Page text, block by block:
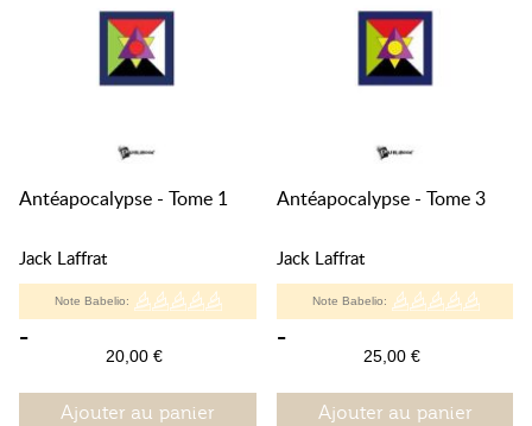
Antéapocalypse - Tome 1
Jack Laffrat
Note Babelio:
-
20,00 €
Ajouter au panier
Antéapocalypse - Tome 3
Jack Laffrat
Note Babelio:
-
25,00 €
Ajouter au panier